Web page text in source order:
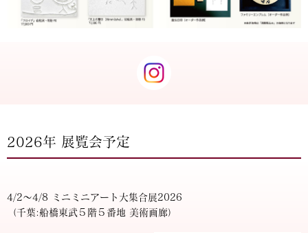
2026年 展覧会予定
4/2～4/8 ミニミニアート大集合展2026
（千葉:船橋東武５階５番地 美術画廊）